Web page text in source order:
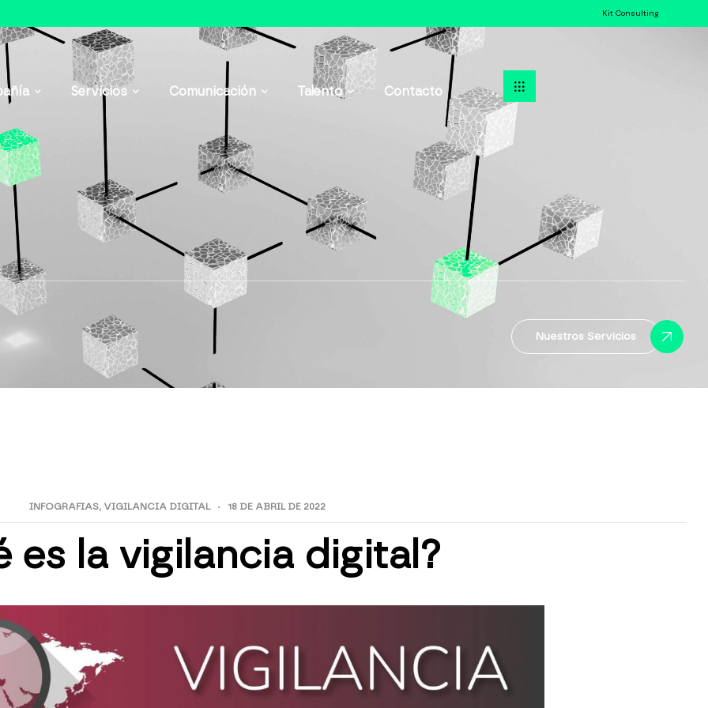
Kit Consulting
Servicios Comunicación Talento Contacto
Nuestros Servicios
INFOGRAFIAS, VIGILANCIA DIGITAL 18 DE ABRIL DE 2022
es la vigilancia digital?